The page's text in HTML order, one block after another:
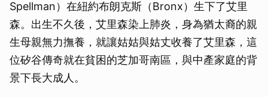
Spellman）在紐約布朗克斯（Bronx）生下了艾里
森。出生不久後，艾里森染上肺炎，身為猶太裔的親
生母親無力撫養，就讓姑姑與姑丈收養了艾里森，這
位矽谷傳奇就在貧困的芝加哥南區，與中產家庭的背
景下長大成人。